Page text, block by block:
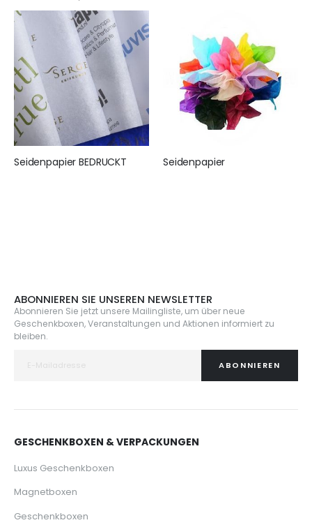
Seidenpapier BEDRUCKT Seidenpapier
ABONNIEREN SIE UNSEREN NEWSLETTER
Abonnieren Sie jetzt unsere Mailingliste, um über neue
Geschenkboxen, Veranstaltungen und Aktionen informiert zu
bleiben.
ABONNIEREN
GESCHENKBOXEN & VERPACKUNGEN
Luxus Geschenkboxen
Magnetboxen
Geschenkboxen